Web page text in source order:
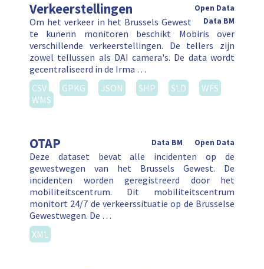
Verkeerstellingen
Open Data
Data BM
Om het verkeer in het Brussels Gewest
te kunenn monitoren beschikt Mobiris over
verschillende verkeerstellingen. De tellers zijn
zowel tellussen als DAI camera's. De data wordt
gecentraliseerd in de Irma …
CSV
GPKG JSON SHP SLD
WFS
WMS
OTAP Open Data
Data BM
Deze dataset bevat alle incidenten op de
gewestwegen van het Brussels Gewest. De
incidenten worden geregistreerd door het
mobiliteitscentrum. Dit mobiliteitscentrum
monitort 24/7 de verkeerssituatie op de Brusselse
Gewestwegen. De …
XML